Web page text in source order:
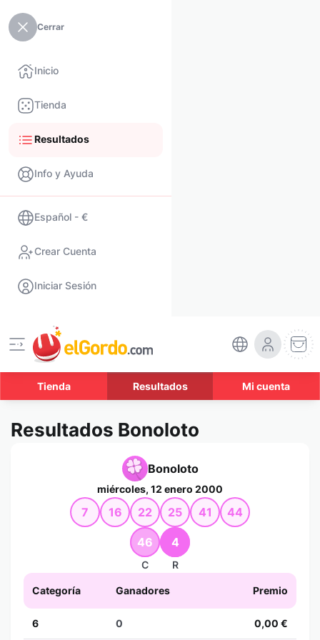
Cerrar
Inicio
Tienda
Resultados
Info y Ayuda
Español - €
Crear Cuenta
Iniciar Sesión
Tienda Resultados Mi cuenta
Resultados Bonoloto
Bonoloto
miércoles, 12 enero 2000
7 16 22 25 41 44
46
C
4
R
Categoría Ganadores Premio
6 0 0,00 €